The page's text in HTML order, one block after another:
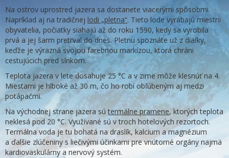
Na ostrov uprostred jazera sa dostanete viacerými spôsobmi.
Napríklad aj na tradičnej lodi „pletna“. Tieto lode vyrábajú miestni
obyvatelia, počiatky siahajú až do roku 1590, kedy sa vyrobila
prvá a jej šarm pretrval do dnes. Pletnu spoznáte už z diaľky,
keďže je výrazná svojou farebnou markízou, ktorá chráni
cestujúcich pred slnkom.
Teplota jazera v lete dosahuje 25 °C a v zime môže klesnúť na 4.
Miestami je hlboké až 30 m, čo ho robí obľúbeným aj medzi
potápačmi.
Na východnej strane jazera sútermálne pramene, ktorých teplota
neklesá pod 20 °C. Využívané sú v troch hotelových rezortoch.
Termálna voda je tu bohatá na draslík, kalcium a magnézium
a ďalšie zlúčeniny s liečivými účinkami pre vnútorné orgány najmä
kardiovaskulárny a nervový systém.